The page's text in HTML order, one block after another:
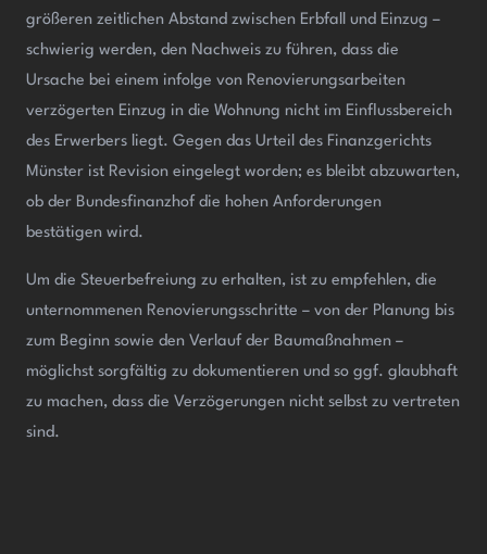
größeren zeitlichen Abstand zwischen Erbfall und Einzug –
schwierig werden, den Nachweis zu führen, dass die
Ursache bei einem infolge von Renovierungsarbeiten
verzögerten Einzug in die Wohnung nicht im Einflussbereich
des Erwerbers liegt. Gegen das Urteil des Finanzgerichts
Münster ist Revision eingelegt worden; es bleibt abzuwarten,
ob der Bundesfinanzhof die hohen Anforderungen
bestätigen wird.
Um die Steuerbefreiung zu erhalten, ist zu empfehlen, die
unternommenen Renovierungsschritte – von der Planung bis
zum Beginn sowie den Verlauf der Baumaßnahmen –
möglichst sorgfältig zu dokumentieren und so ggf. glaubhaft
zu machen, dass die Verzögerungen nicht selbst zu vertreten
sind.